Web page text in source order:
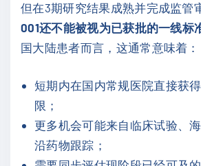
但在3期研究结果成熟并完成监管
001还不能被视为已获批的一线标
国大陆患者而言，这通常意味着：
短期内在国内常规医院直接获
限；
更多机会可能来自临床试验、
沿药物跟踪；